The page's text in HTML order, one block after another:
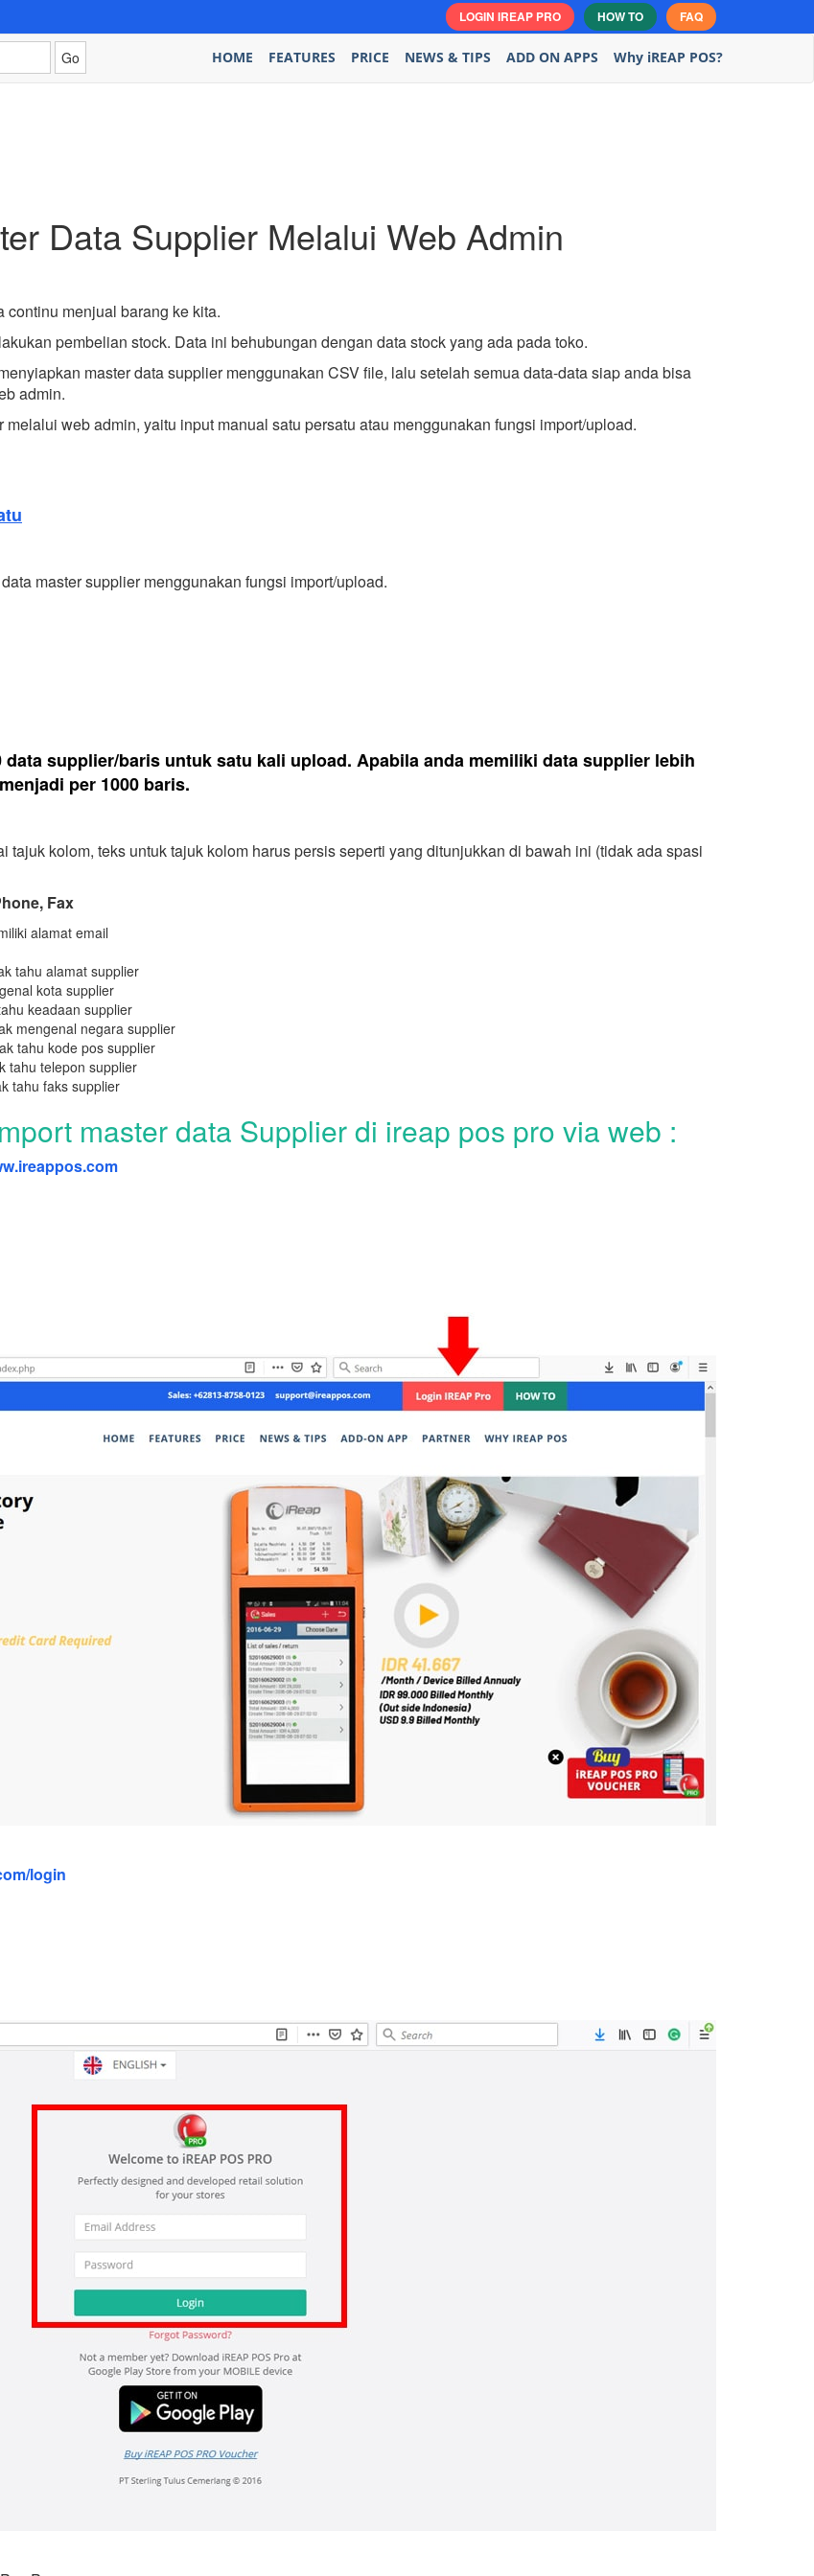
FAQ
HOW TO
LOGIN IREAP PRO
HOME FEATURES PRICE NEWS & TIPS ADD ON APPS Why iREAP POS?
Data Supplier Melalui Web Admin
menjual barang ke kita.
pembelian stock. Data ini behubungan dengan data stock yang ada pada toko.
master data supplier menggunakan CSV file, lalu setelah semua data-data siap anda bisa
admin.
web admin, yaitu input manual satu persatu atau menggunakan fungsi import/upload.
master supplier menggunakan fungsi import/upload.
data supplier/baris untuk satu kali upload. Apabila anda memiliki data supplier lebih
per 1000 baris.
kolom, teks untuk tajuk kolom harus persis seperti yang ditunjukkan di bawah ini (tidak ada spasi
Fax
alamat email
tahu alamat supplier
kota supplier
keadaan supplier
mengenal negara supplier
tahu kode pos supplier
tahu telepon supplier
tahu faks supplier
master data Supplier di ireap pos pro via web :
login